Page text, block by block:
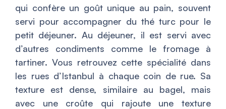
qui confère un goût unique au pain, souvent
servi pour accompagner du thé turc pour le
petit déjeuner. Au déjeuner, il est servi avec
d’autres condiments comme le fromage à
tartiner. Vous retrouvez cette spécialité dans
les rues d’Istanbul à chaque coin de rue. Sa
texture est dense, similaire au bagel, mais
avec une croûte qui rajoute une texture